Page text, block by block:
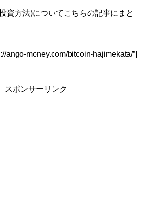
資方法)についてこちらの記事にまと
ango-money.com/bitcoin-hajimekata/”]
スポンサーリンク